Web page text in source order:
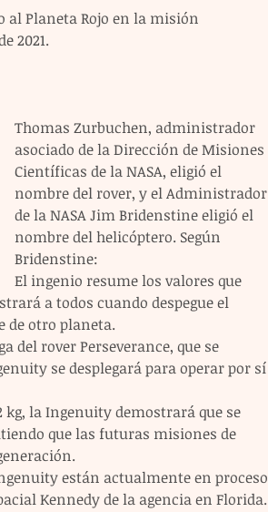
al Planeta Rojo en la misión
2021.
Thomas Zurbuchen, administrador
asociado de la Dirección de Misiones
Científicas de la NASA, eligió el
nombre del rover, y el Administrador
de la NASA Jim Bridenstine eligió el
nombre del helicóptero. Según
Bridenstine:
El ingenio resume los valores que
a todos cuando despegue el
de otro planeta.
del rover Perseverance, que se
se desplegará para operar por sí
la Ingenuity demostrará que se
que las futuras misiones de
están actualmente en proceso
Kennedy de la agencia en Florida.